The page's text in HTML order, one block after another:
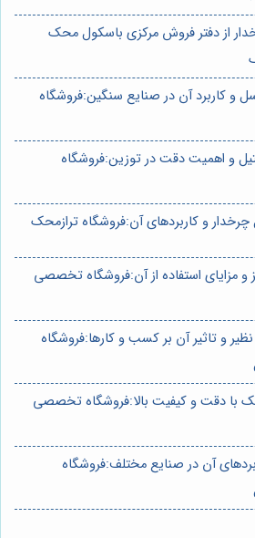
از دفتر فروش مرکزی باسکول محک
و کاربرد آن در صنایع سنگین:فروشگاه
و اهمیت دقت در توزین:فروشگاه
و کاربردهای آن:فروشگاه ترازمحک
مزایای استفاده از آن:فروشگاه تخصصی
و تاثیر آن بر کسب و کارها:فروشگاه
دقت و کیفیت بالا:فروشگاه تخصصی
آن در صنایع مختلف:فروشگاه